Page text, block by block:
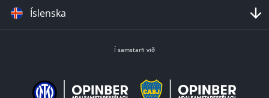
Íslenska
Í samstarfi við